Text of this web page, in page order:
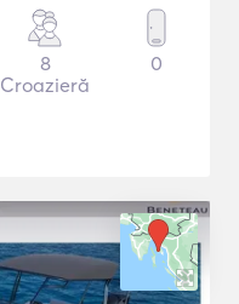
8
Croazieră
0